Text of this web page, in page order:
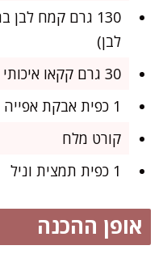
130 גרם קמח
לבן)
30 גרם קקאו איכותי ללא סוכר
1 כפית אבקת אפייה
קורט מלח
1 כפית תמצית וניל
אופן ההכנה